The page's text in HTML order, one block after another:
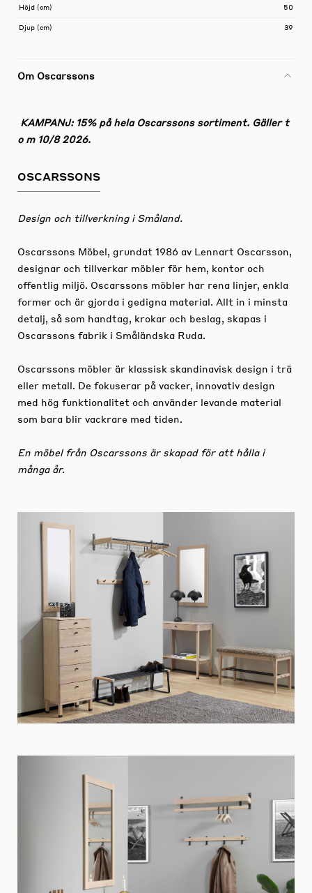
Höjd (cm) 50
Djup (cm) 39
Om Oscarssons
KAMPANJ: 15% på hela Oscarssons sortiment. Gäller t
o m 10/8 2026.
OSCARSSONS
Design och tillverkning i Småland.
Oscarssons Möbel, grundat 1986 av Lennart Oscarsson,
designar och tillverkar möbler för hem, kontor och
offentlig miljö. Oscarssons möbler har rena linjer, enkla
former och är gjorda i gedigna material. Allt in i minsta
detalj, så som handtag, krokar och beslag, skapas i
Oscarssons fabrik i Småländska Ruda.
Oscarssons möbler är klassisk skandinavisk design i trä
eller metall. De fokuserar på vacker, innovativ design
med hög funktionalitet och använder levande material
som bara blir vackrare med tiden.
En möbel från Oscarssons är skapad för att hålla i
många år.